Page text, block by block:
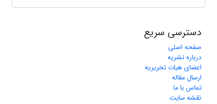
دسترسی سریع
صفحه اصلی
درباره نشریه
اعضای هیات تحریریه
ارسال مقاله
تماس با ما
نقشه سایت